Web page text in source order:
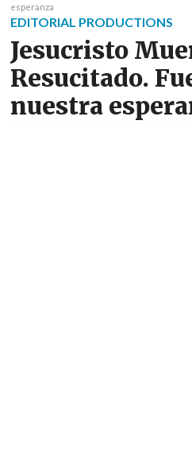
esperanza
EDITORIAL PRODUCTIONS
Jesucristo
Resucitado.
nuestra